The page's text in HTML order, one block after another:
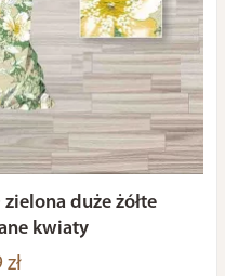
duże żółte
kwiaty